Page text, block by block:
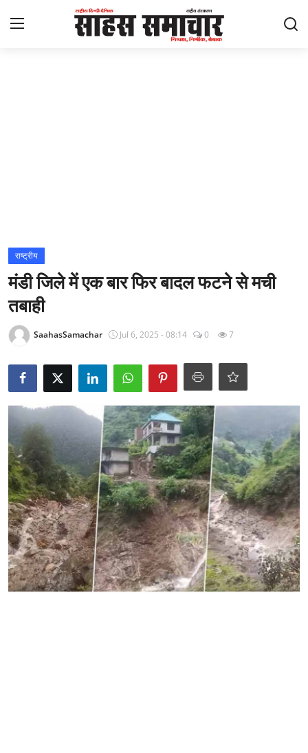
राज्य
अंतराष्ट्रीय
Epaper
धर्म
लाइफस्टाइल
टेक
राष्ट्रीय
मंडी जिले में एक बार फिर बादल फटने से मची
तबाही
SaahasSamachar Jul 6, 2025 - 08:14 0 7